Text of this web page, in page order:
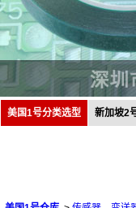
美国1号分类选型 新加坡2